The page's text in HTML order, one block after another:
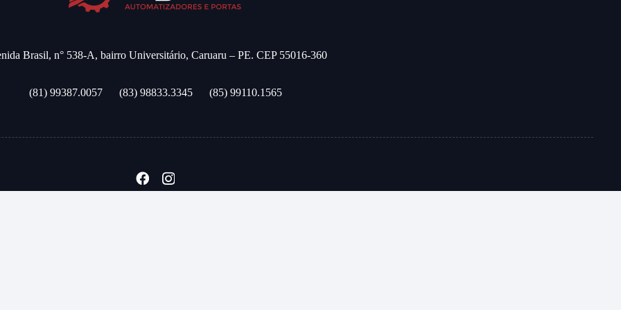
Brasil, n° 538-A, bairro Universitário, Caruaru – PE. CEP 55016-360
(81) 99387.0057 (83) 98833.3345 (85) 99110.1565